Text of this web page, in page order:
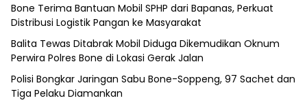
Bone Terima Bantuan Mobil SPHP dari Bapanas, Perkuat
Distribusi Logistik Pangan ke Masyarakat
Balita Tewas Ditabrak Mobil Diduga Dikemudikan Oknum
Perwira Polres Bone di Lokasi Gerak Jalan
Polisi Bongkar Jaringan Sabu Bone-Soppeng, 97 Sachet dan
Tiga Pelaku Diamankan